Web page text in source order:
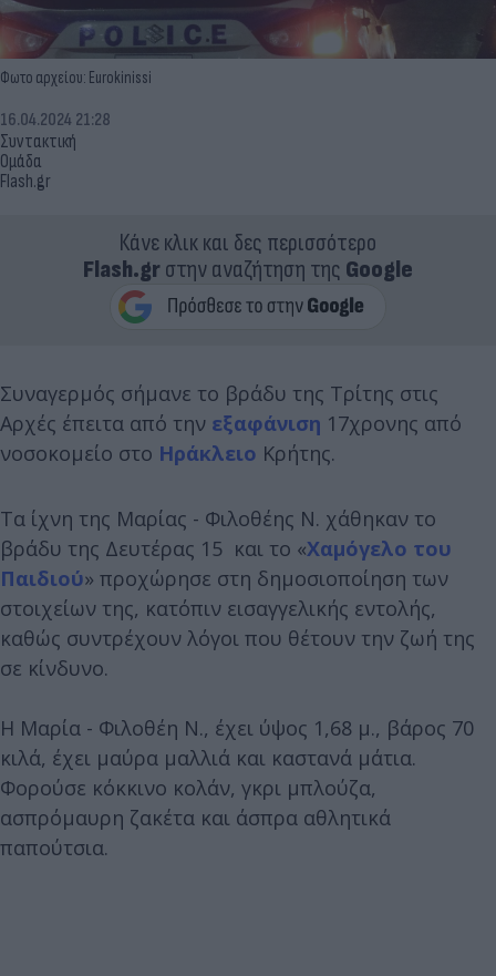
Φωτο αρχείου: Eurokinissi
Συντακτική
Ομάδα
Flash.gr
16.04.2024 21:28
Κάνε κλικ και δες περισσότερο
Flash.grστην αναζήτηση της Google
Συναγερμός σήμανε το βράδυ της Τρίτης στις
Αρχές έπειτα από την εξαφάνιση 17χρονης από
νοσοκομείο στο Ηράκλειο Κρήτης.
Τα ίχνη της Μαρίας - Φιλοθέης Ν. χάθηκαν το
βράδυ της Δευτέρας 15 και το «Χαμόγελο του
Παιδιού» προχώρησε στη δημοσιοποίηση των
στοιχείων της, κατόπιν εισαγγελικής εντολής,
καθώς συντρέχουν λόγοι που θέτουν την ζωή της
σε κίνδυνο.
Η Μαρία - Φιλοθέη Ν., έχει ύψος 1,68 μ., βάρος 70
κιλά, έχει μαύρα μαλλιά και καστανά μάτια.
Φορούσε κόκκινο κολάν, γκρι μπλούζα,
ασπρόμαυρη ζακέτα και άσπρα αθλητικά
παπούτσια.